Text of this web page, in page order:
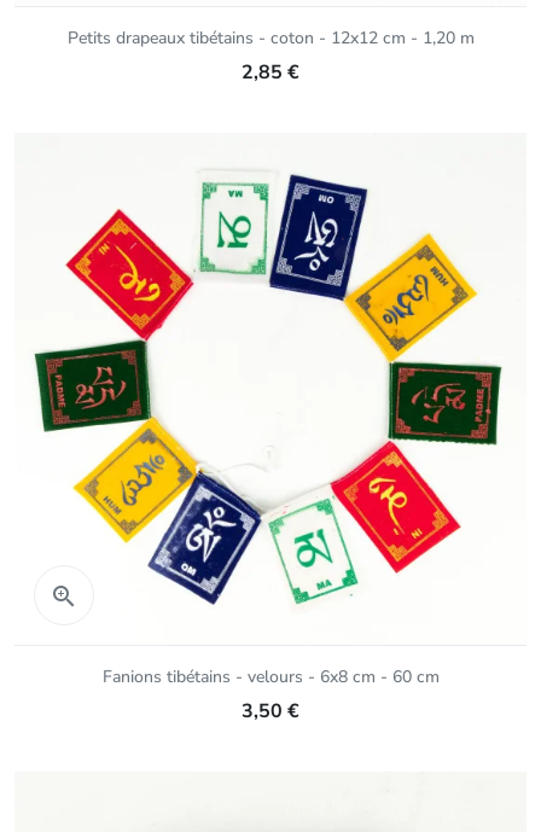
Petits drapeaux tibétains - coton - 12x12 cm - 1,20 m
2,85 €
 Aperçu rapide
Fanions tibétains - velours - 6x8 cm - 60 cm
3,50 €